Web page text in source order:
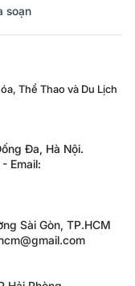
soạn
Thể Thao và Du Lịch
Đa, Hà Nội.
Email:
Sài Gòn, TP.HCM
Hải Phòng